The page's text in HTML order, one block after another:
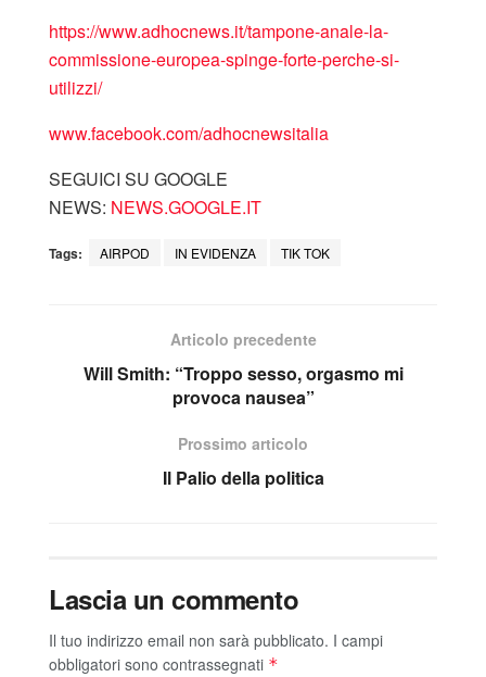
https://www.adhocnews.it/tampone-anale-la-
commissione-europea-spinge-forte-perche-si-
utilizzi/
www.facebook.com/adhocnewsitalia
SEGUICI SU GOOGLE
NEWS: NEWS.GOOGLE.IT
Tags: AIRPOD IN EVIDENZA TIK TOK
Articolo precedente
Will Smith: “Troppo sesso, orgasmo mi
provoca nausea”
Prossimo articolo
Il Palio della politica
Lascia un commento
Il tuo indirizzo email non sarà pubblicato. I campi
obbligatori sono contrassegnati *